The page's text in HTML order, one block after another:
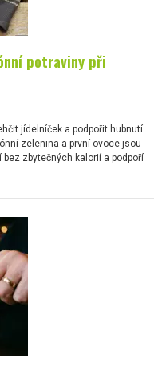
potraviny při
jídelníček a podpořit hubnutí
zelenina a první ovoce jsou
zbytečných kalorií a podpoří